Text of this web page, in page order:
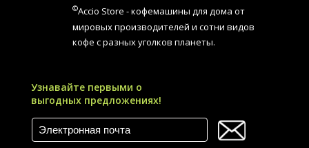
©Accio Store - кофемашины для дома от
мировых производителей и сотни видов
кофе с разных уголков планеты.
Узнавайте первыми о
выгодных предложениях!